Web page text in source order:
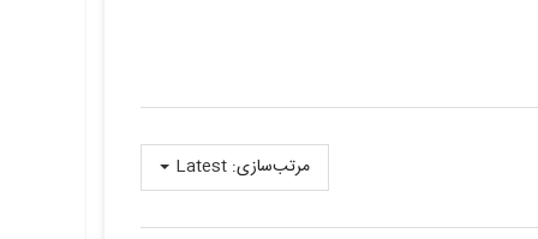
مرتب‌سازی: Latest